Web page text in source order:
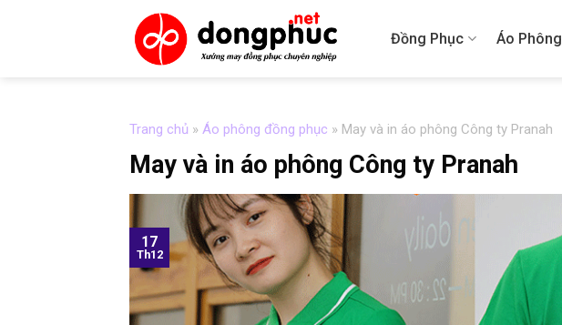
Đồng Phục Áo Phông
Trang chủ » Áo phông đồng phục » May và in áo phông Công ty Pranah
May và in áo phông Công ty Pranah
17
Th12